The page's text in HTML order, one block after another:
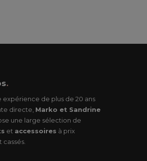
.
expérience de plus de 20 ans
directe, Marko et Sandrine
une large sélection de
et accessoires à prix